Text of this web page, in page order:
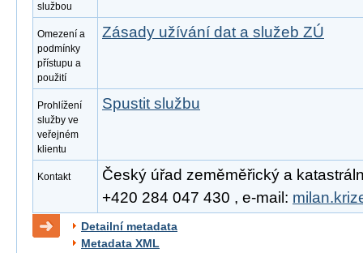
službou
Omezení a
podmínky
přístupu a
použití
Zásady užívání dat a služeb ZÚ
Prohlížení
služby ve
veřejném
klientu
Spustit službu
Kontakt
Český úřad zeměměřický a
+420 284 047 430 , e-mail:
Detailní metadata
Metadata XML